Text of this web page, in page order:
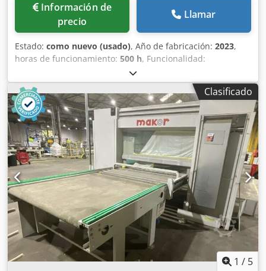
Información de
precio
Llamar
Estado: como nuevo (usado), Año de fabricación: 2023,
horas de funcionamiento: 500 h, Funcionalidad:
, Línea automática de pintura de
puertas que comprende: Dedpjyrr Dkefx Alisck Desapilador
automático de puertas, puerta por puerta Robot de
pintura automático con pulverización Apilador de puertas
sobre carros Dimensiones de las puertas: longitudes de
2000 a 2600 mm anchos de 730 a 1030 mm
Clasificado
1 / 5